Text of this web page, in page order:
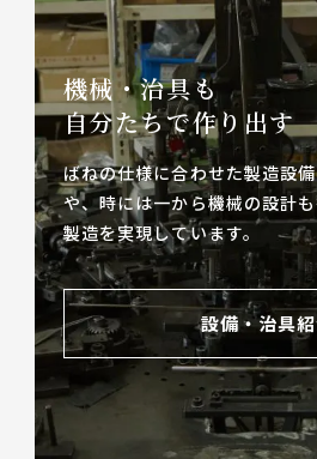
機械・治具も
自分たちで作り出す
ばねの仕様に合わせた製造設
や、時には一から機械の設計
製造を実現しています。
設備・治具